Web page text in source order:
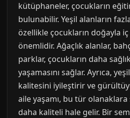
kütüphaneler, çocukların
bulunabilir. Yeşil alanların
özellikle çocukların doğayla
önemlidir. Ağaçlık alanlar,
parklar, çocukların daha
yaşamasını sağlar. Ayrıca,
kalitesini iyileştirir ve
aile yaşamı, bu tür
daha kaliteli hale gelir. Bir